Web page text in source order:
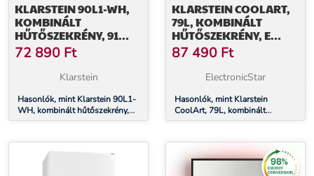
KLARSTEIN 90L1-WH,
KOMBINÁLT
HŰTŐSZEKRÉNY, 91
LITER, E
ENERGIAHATÉKONYSÁGI
72 890 Ft
Klarstein
Hasonlók, mint Klarstein 90L1-
WH, kombinált hűtőszekrény,
91 liter, E energiahatékonysági
KLARSTEIN COOLART,
79L, KOMBINÁLT
HŰTŐSZEKRÉNY, E
ENERGIAHATÉKONYSÁGI
OSZTÁLY, 9 LITER
FAGYASZTÓ,
AJTÓ
87 490 Ft
ElectronicStar
Hasonlók, mint Klarstein
CoolArt, 79L, kombinált
hűtőszekrény, E
liter fagyasztó, formatervezett
ajtó